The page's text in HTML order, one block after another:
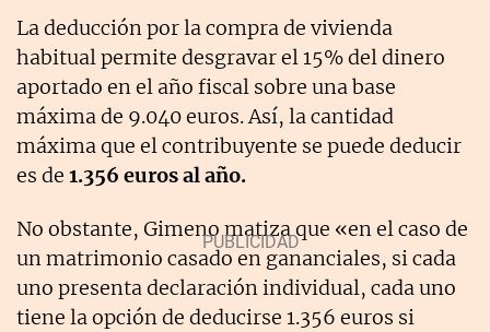
La deducción por la compra de vivienda
habitual permite desgravar el 15% del dinero
aportado en el año fiscal sobre una base
máxima de 9.040 euros. Así, la cantidad
máxima que el contribuyente se puede deducir
es de 1.356 euros al año.
No obstante, Gimeno matiza que «en el caso de
un matrimonio casado en gananciales, si cada
uno presenta declaración individual, cada uno
tiene la opción de deducirse 1.356 euros si